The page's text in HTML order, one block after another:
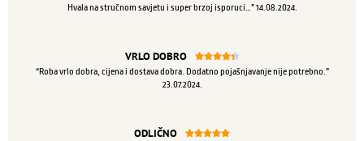
Hvala na stručnom savjetu i super brzoj isporuci…” 14.08.2024.
VRLO DOBRO 
“Roba vrlo dobra, cijena i dostava dobra. Dodatno pojašnjavanje nije potrebno.”
23.07.2024.
ODLIČNO 